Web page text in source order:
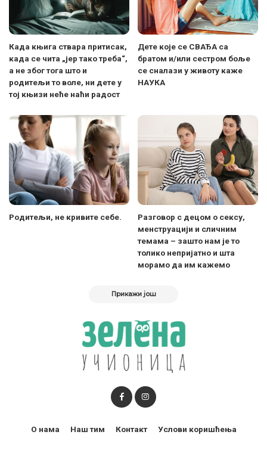
Када књига ствара притисак,
када се чита „јер тако треба“,
а не због тога што и
родитељи то воле, ни дете у
тој књизи неће наћи радост
Дете којe се СВАЂА са
братом и/или сестром боље
се сналази у животу каже
НАУКА
Родитељи, не кривите себе.
Разговор с децом о сексу,
менструацији и сличним
темама – зашто нам је то
толико непријатно и шта
морамо да им кажемо
Прикажи још
О нама Наш тим Контакт Услови коришћења